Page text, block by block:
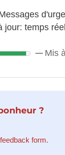
jour: temps
Mis
?
form.